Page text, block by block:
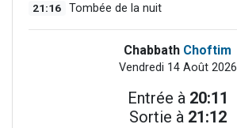
21:16 Tombée de la nuit
Chabbath Choftim
Vendredi 14 Août 2026
Entrée à 20:11
Sortie à 21:12